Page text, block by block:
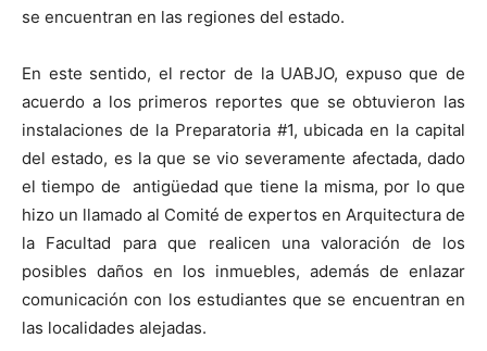
se encuentran en las regiones del estado.
En este sentido, el rector de la UABJO, expuso que de
acuerdo a los primeros reportes que se obtuvieron las
instalaciones de la Preparatoria #1, ubicada en la capital
del estado, es la que se vio severamente afectada, dado
el tiempo de antigüedad que tiene la misma, por lo que
hizo un llamado al Comité de expertos en Arquitectura de
la Facultad para que realicen una valoración de los
posibles daños en los inmuebles, además de enlazar
comunicación con los estudiantes que se encuentran en
las localidades alejadas.